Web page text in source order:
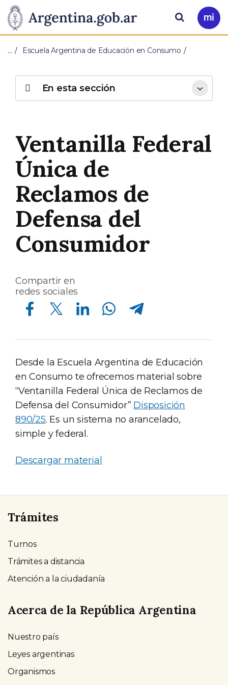
Presidencia
de
Nación
Pasar al contenido principal
Ir
a
Buscar
… Escuela Argentina de Educación en Consumo
Ventanilla Federal
Única de
Reclamos de
Defensa del
Consumidor
Compartir en
redes sociales
Compartir en Facebook Compartir en Twitter Compartir en Linkedin Compartir en Whatsapp Compartir en Telegram
Desde la Escuela Argentina de Educación
en Consumo te ofrecemos material sobre
“Ventanilla Federal Única de Reclamos de
Defensa del Consumidor” Disposición
890/25. Es un sistema no arancelado,
simple y federal.
Descargar material
En esta sección
Trámites
Turnos
Trámites a distancia
Atención a la ciudadanía
Acerca de la República Argentina
Nuestro país
Leyes argentinas
Organismos